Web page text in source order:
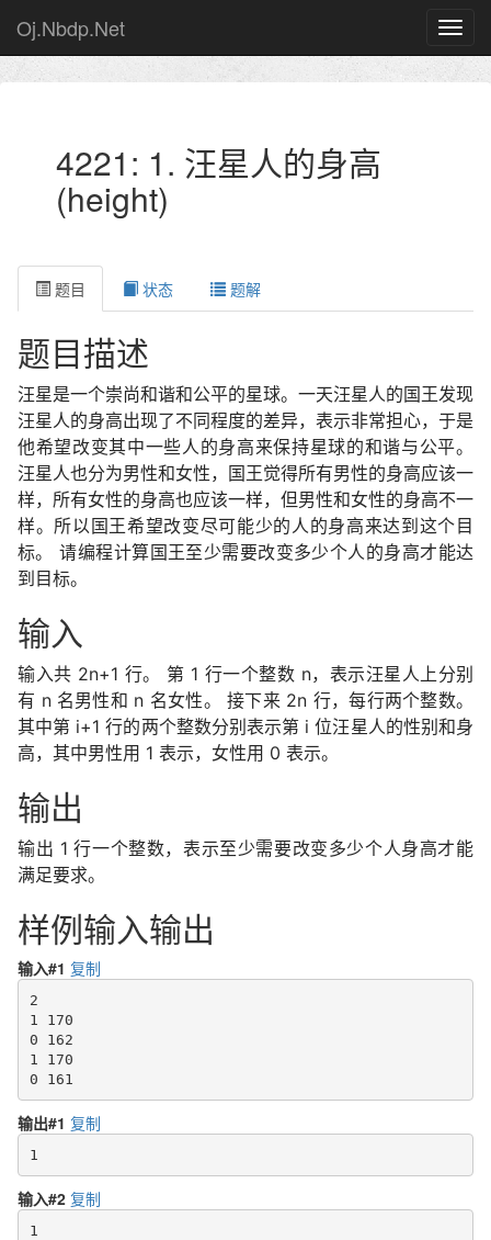
Oj.Nbdp.Net
4221: 1. 汪星人的身高
(height)
题目 状态 题解
题目描述
汪星是一个崇尚和谐和公平的星球。一天汪星人的国王发现
汪星人的身高出现了不同程度的差异，表示非常担心，于是
他希望改变其中一些人的身高来保持星球的和谐与公平。
汪星人也分为男性和女性，国王觉得所有男性的身高应该一
样，所有女性的身高也应该一样，但男性和女性的身高不一
样。所以国王希望改变尽可能少的人的身高来达到这个目
标。 请编程计算国王至少需要改变多少个人的身高才能达
到目标。
输入
输入共 2n+1 行。 第 1 行一个整数 n，表示汪星人上分别
有 n 名男性和 n 名女性。 接下来 2n 行，每行两个整数。
其中第 i+1 行的两个整数分别表示第 i 位汪星人的性别和身
高，其中男性用 1 表示，女性用 0 表示。
输出
输出 1 行一个整数，表示至少需要改变多少个人身高才能
满足要求。
样例输入输出
输入#1 复制
2
1 170
0 162
1 170
输出#1 复制
输入#2 复制
1